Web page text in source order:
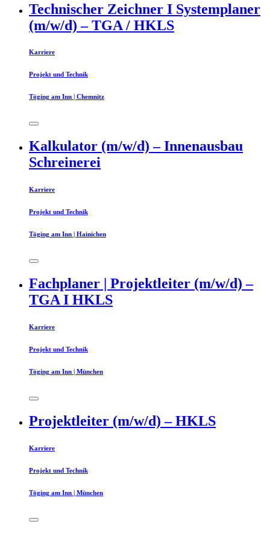
Technischer Zeichner I Systemplaner
(m/w/d) – TGA / HKLS
Karriere
Projekt und Technik
Töging am Inn | Chemnitz
Kalkulator (m/w/d) – Innenausbau
Schreinerei
Karriere
Projekt und Technik
Töging am Inn | Hainichen
Fachplaner | Projektleiter (m/w/d) –
TGA I HKLS
Karriere
Projekt und Technik
Töging am Inn | München
Projektleiter (m/w/d) – HKLS
Karriere
Projekt und Technik
Töging am Inn | München